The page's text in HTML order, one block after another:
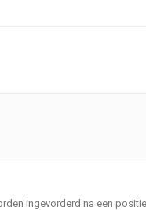
ingevorderd na een